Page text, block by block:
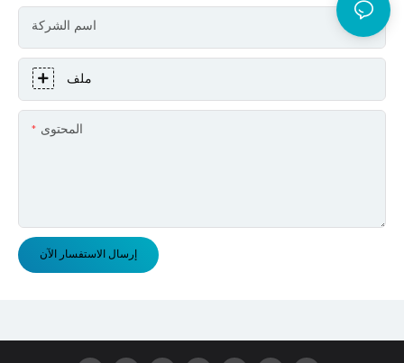
اسم الشركة
ملف
المحتوى
إرسال الاستفسار الآن